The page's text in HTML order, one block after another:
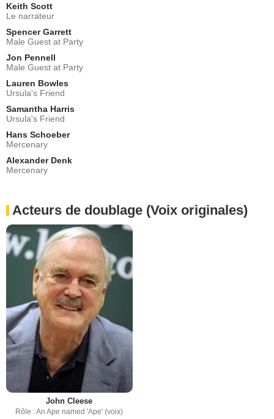
Keith Scott
Le narrateur
Spencer Garrett
Male Guest at Party
Jon Pennell
Male Guest at Party
Lauren Bowles
Ursula's Friend
Samantha Harris
Ursula's Friend
Hans Schoeber
Mercenary
Alexander Denk
Mercenary
Acteurs de doublage (Voix originales)
John Cleese
Rôle : An Ape named 'Ape' (voix)